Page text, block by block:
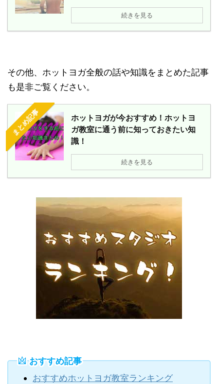
続きを見る
その他、ホットヨガ全般の話や知識をまとめた記事
も是非ご覧ください。
まとめ記事
ホットヨガが今おすすめ！ホットヨ
ガ教室に通う前に知っておきたい知
識！
続きを見る
おすすめ記事
おすすめホットヨガ教室ランキング